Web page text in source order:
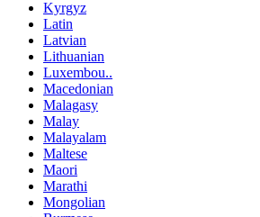
Kyrgyz
Latin
Latvian
Lithuanian
Luxembou..
Macedonian
Malagasy
Malay
Malayalam
Maltese
Maori
Marathi
Mongolian